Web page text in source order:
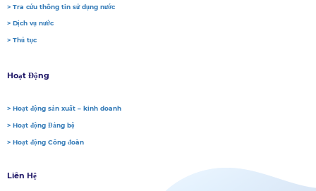
> Tra cứu thông tin sử dụng nước
> Dịch vụ nước
> Thủ tục
Hoạt Động
> Hoạt động sản xuất – kinh doanh
> Hoạt động Đảng bộ
> Hoạt động Công đoàn
Liên Hệ